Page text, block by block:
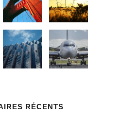
RÉCENTS